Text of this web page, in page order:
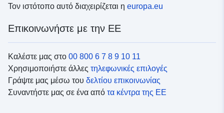
Τον ιστότοπο αυτό διαχειρίζεται η europa.eu
Επικοινωνήστε με την ΕΕ
Καλέστε μας στο 00 800 6 7 8 9 10 11
Χρησιμοποιήστε άλλες τηλεφωνικές επιλογές
Γράψτε μας μέσω του δελτίου επικοινωνίας
Συναντήστε μας σε ένα από τα κέντρα της ΕΕ